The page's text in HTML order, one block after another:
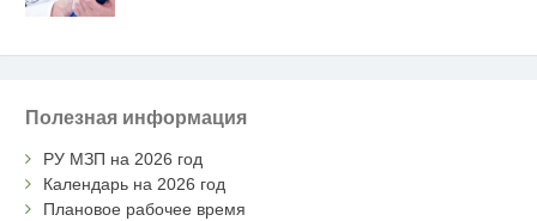
Полезная информация
РУ МЗП на 2026 год
Календарь на 2026 год
Плановое рабочее время